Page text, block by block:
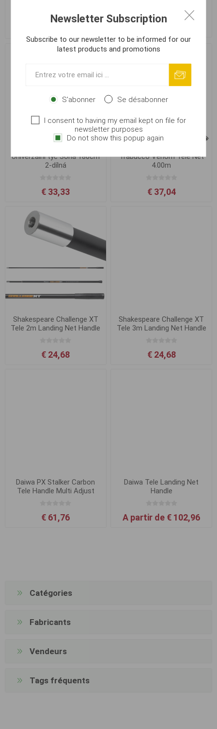
Univerzální tyč Sona 180cm
2-dílná
€ 33,33
Trabucco Venom Tele Net
4.00m
€ 37,04
Shakespeare Challenge XT
Tele 2m Landing Net Handle
€ 24,68
Shakespeare Challenge XT
Tele 3m Landing Net Handle
€ 24,68
Daiwa PX Stalker Carbon
Tele Handle Multi Adjust
€ 61,76
Daiwa Tele Landing Net
Handle
A partir de € 102,96
Catégories
Fabricants
Vendeurs
Tags fréquents
Newsletter Subscription
Subscribe to our newsletter to be informed for our
latest products and promotions
S'abonner Se désabonner
I consent to having my email kept on file for
newsletter purposes
Do not show this popup again